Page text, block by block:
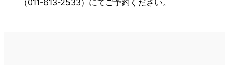
（011-613-2533）にてご予約ください。